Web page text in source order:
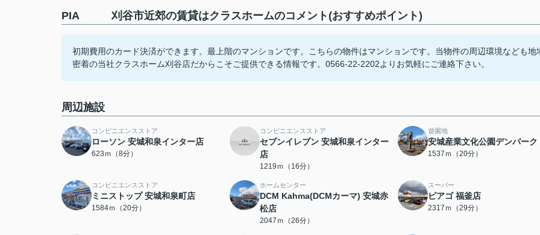
PIA 刈谷市近郊の賃貸はクラスホームのコメント(おすすめポイント)
初期費用のカード決済ができます。最上階のマンションです。こちらの物件はマンションです。当物件の周辺環境なども地
密着の当社クラスホーム刈谷店だからこそご提供できる情報です。0566-22-2202よりお気軽にご連絡下さい。
周辺施設
コンビニエンスストア
ローソン 安城和泉インター店
623ｍ（8分）
コンビニエンスストア
セブンイレブン 安城和泉インター
店
1219ｍ（16分）
遊園地
安城産業文化公園デンパーク
1537ｍ（20分）
コンビニエンスストア
ミニストップ 安城和泉町店
1584ｍ（20分）
ホームセンター
DCM Kahma(DCMカーマ) 安城赤
松店
2047ｍ（26分）
スーパー
ピアゴ 福釜店
2317ｍ（29分）